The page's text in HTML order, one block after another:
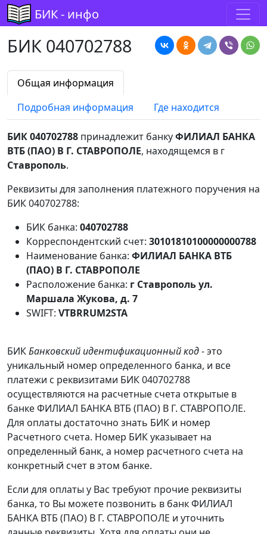
БИК - инфо
БИК 040702788
Общая информация
Подробная информация
Где находится
БИК 040702788 принадлежит банкуФИЛИАЛ БАНКА
ВТБ (ПАО) В Г. СТАВРОПОЛЕ, находящемся в г
Ставрополь.
Реквизиты для заполнения платежного поручения на
БИК 040702788:
БИК банка: 040702788
Корреспондентский счет: 30101810100000000788
Наименование банка: ФИЛИАЛ БАНКА ВТБ
(ПАО) В Г. СТАВРОПОЛЕ
Расположение банка: г Ставрополь ул.
Маршала Жукова, д. 7
SWIFT: VTBRRUM2STA
БИКБанковский идентификационный код- это
уникальный номер определенного банка, и все
платежи с реквизитами БИК 040702788
осуществляются на расчетные счета открытые в
банке ФИЛИАЛ БАНКА ВТБ (ПАО) В Г. СТАВРОПОЛЕ.
Для оплаты достаточно знать БИК и номер
Расчетного счета. Номер БИК указывает на
определенный банк, а номер расчетного счета на
конкретный счет в этом банке.
Если для оплаты у Вас требуют прочие реквизиты
банка, то Вы можете позвонить в банк ФИЛИАЛ
БАНКА ВТБ (ПАО) В Г. СТАВРОПОЛЕ и уточнить